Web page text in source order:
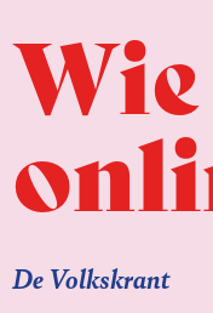
De Volkskrant